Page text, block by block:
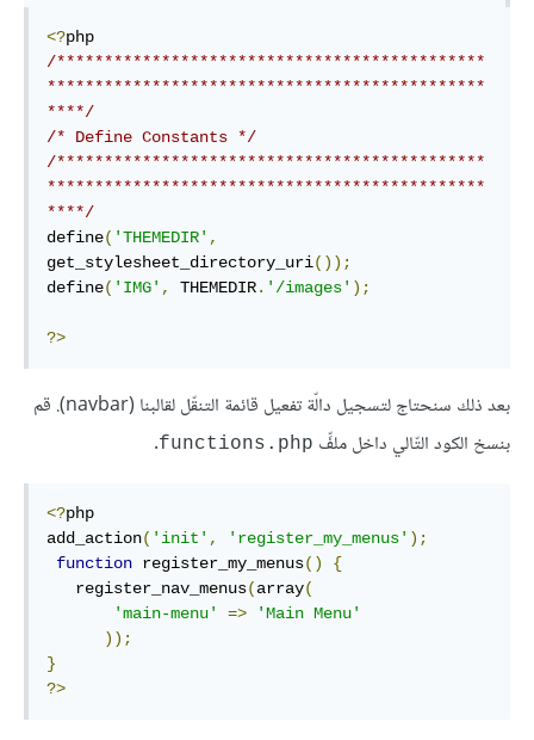
<?
/*********************************************
**********************************************
****/
/* Define Constants */
/*********************************************
**********************************************
****/
define( 'THEMEDIR' ,
get_stylesheet_directory_uri());
define( 'IMG' , THEMEDIR. '/images' );
?>
بعد ذلك سنحتاج لتسجيل دالّة تفعيل قائمة التنقّل لقالبنا (navbar). قم
بنسخ الكود التّالي داخل ملفِّ functions.php
.
<?php
add_action( 'init' , 'register_my_menus' );
function register_my_menus()
{
   register_nav_menus
(array(
'main-menu'
=>
'Main Menu'
));
}
?>